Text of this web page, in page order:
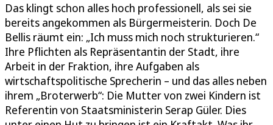
Das klingt schon alles hoch professionell, als sei sie
bereits angekommen als Bürgermeisterin. Doch De
Bellis räumt ein: „Ich muss mich noch strukturieren.“
Ihre Pflichten als Repräsentantin der Stadt, ihre
Arbeit in der Fraktion, ihre Aufgaben als
wirtschaftspolitische Sprecherin – und das alles neben
ihrem „Broterwerb“: Die Mutter von zwei Kindern ist
Referentin von Staatsministerin Serap Güler. Dies